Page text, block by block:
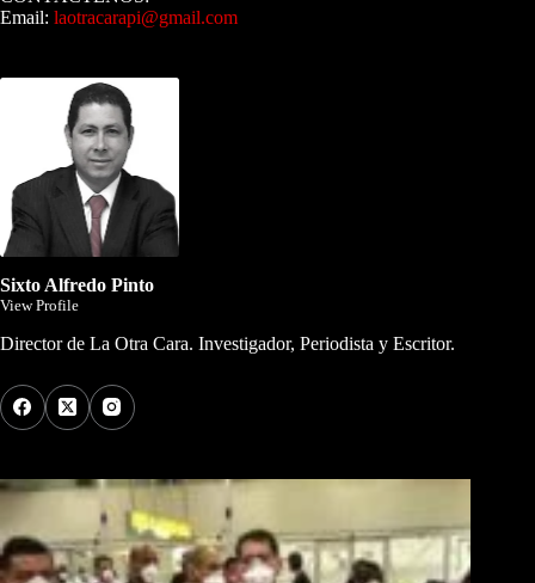
Email: laotracarapi@gmail.com
Sixto Alfredo Pinto
View Profile
Director de La Otra Cara. Investigador, Periodista y Escritor.